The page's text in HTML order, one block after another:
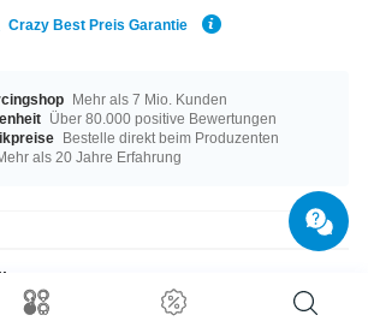
Crazy Best Preis Garantie
Mehr als 7 Mio. Kunden
Über 80.000 positive Bewertungen
Bestelle direkt beim Produzenten
als 20 Jahre Erfahrung
Materialstärke von 1,2 mm für dich bereit. Groß